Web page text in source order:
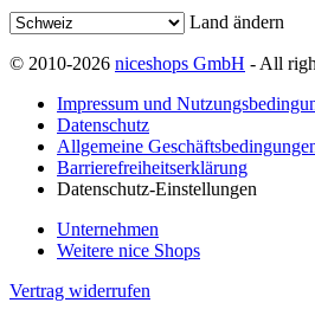
Land ändern
© 2010-2026 niceshops GmbH - All
Impressum und
Datenschutz
Allgemeine
Barrierefreiheitserklärung
Datenschutz-Einstellungen
Unternehmen
Weitere nice Shops
Vertrag widerrufen